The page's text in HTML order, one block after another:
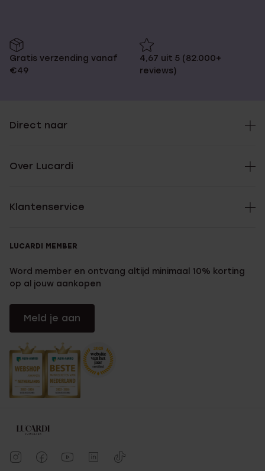
Gratis verzending vanaf
€49
4,67 uit 5 (82.000+
reviews)
Direct naar
Over Lucardi
Klantenservice
LUCARDI MEMBER
Word member en ontvang altijd minimaal 10% korting
op al jouw aankopen
Meld je aan